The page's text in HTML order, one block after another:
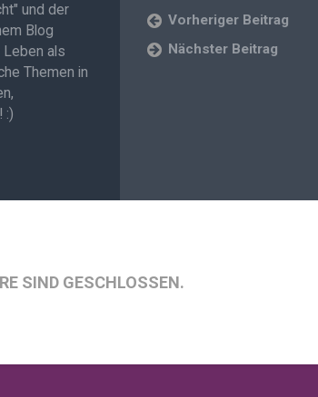
und der
Blog
als
Themen in
:)
Vorheriger Beitrag
Nächster Beitrag
SIND GESCHLOSSEN.